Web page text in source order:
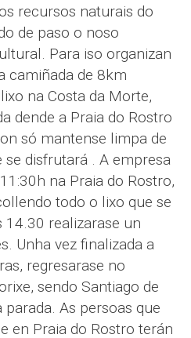
recursos naturais do
de paso o noso
Para iso organizan
camiñada de 8km
na Costa da Morte,
dende a Praia do Rostro
só mantense limpa de
se disfrutará . A empresa
na Praia do Rostro,
todo o lixo que se
14.30 realizarase un
Unha vez finalizada a
regresarase no
sendo Santiago de
As persoas que
en Praia do Rostro terán